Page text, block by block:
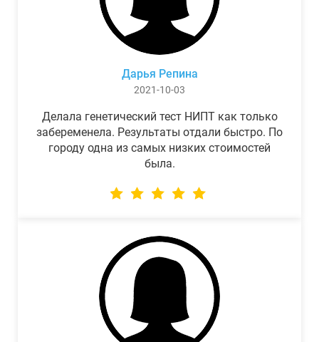
Дарья Репина
2021-10-03
Делала генетический тест НИПТ как только
забеременела. Результаты отдали быстро. По
городу одна из самых низких стоимостей
была.